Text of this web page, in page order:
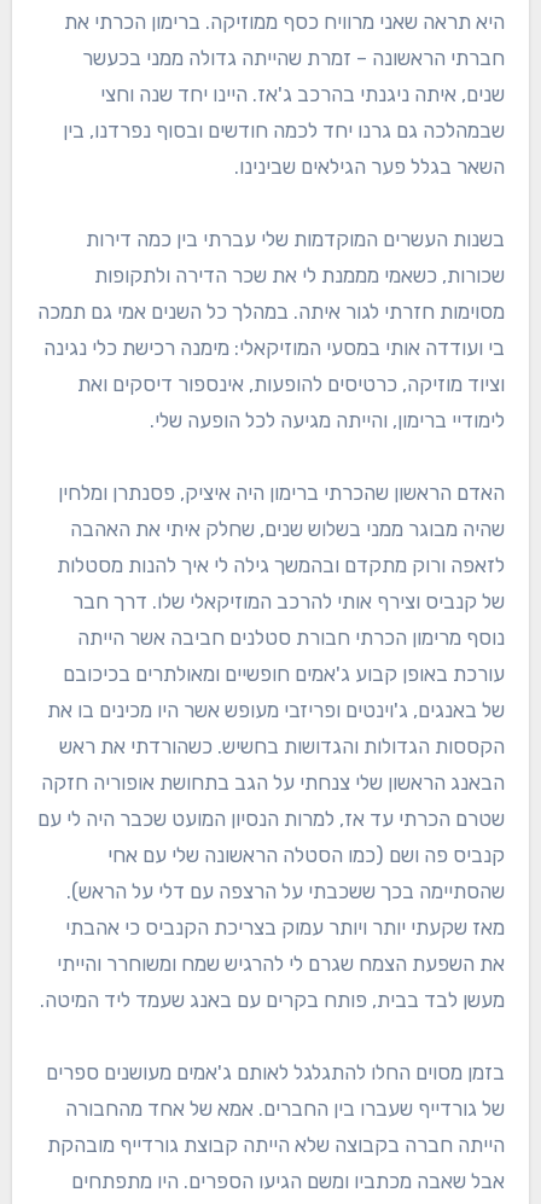
היא תראה שאני מרוויח כסף ממוזיקה. ברימון הכרתי את
חברתי הראשונה – זמרת שהייתה גדולה ממני בכעשר
שנים, איתה ניגנתי בהרכב ג'אז. היינו יחד שנה וחצי
שבמהלכה גם גרנו יחד לכמה חודשים ובסוף נפרדנו, בין
השאר בגלל פער הגילאים שבינינו.
בשנות העשרים המוקדמות שלי עברתי בין כמה דירות
שכורות, כשאמי מממנת לי את שכר הדירה ולתקופות
מסוימות חזרתי לגור איתה. במהלך כל השנים אמי גם תמכה
בי ועודדה אותי במסעי המוזיקאלי: מימנה רכישת כלי נגינה
וציוד מוזיקה, כרטיסים להופעות, אינספור דיסקים ואת
לימודיי ברימון, והייתה מגיעה לכל הופעה שלי.
האדם הראשון שהכרתי ברימון היה איציק, פסנתרן ומלחין
שהיה מבוגר ממני בשלוש שנים, שחלק איתי את האהבה
לזאפה ורוק מתקדם ובהמשך גילה לי איך להנות מסטלות
של קנביס וצירף אותי להרכב המוזיקאלי שלו. דרך חבר
נוסף מרימון הכרתי חבורת סטלנים חביבה אשר הייתה
עורכת באופן קבוע ג'אמים חופשיים ומאולתרים בכיכובם
של באנגים, ג'וינטים ופריזבי מעופש אשר היו מכינים בו את
הקססות הגדולות והגדושות בחשיש. כשהורדתי את ראש
הבאנג הראשון שלי צנחתי על הגב בתחושת אופוריה חזקה
שטרם הכרתי עד אז, למרות הנסיון המועט שכבר היה לי עם
קנביס פה ושם (כמו הסטלה הראשונה שלי עם אחי
שהסתיימה בכך ששכבתי על הרצפה עם דלי על הראש).
מאז שקעתי יותר ויותר עמוק בצריכת הקנביס כי אהבתי
את השפעת הצמח שגרם לי להרגיש שמח ומשוחרר והייתי
מעשן לבד בבית, פותח בקרים עם באנג שעמד ליד המיטה.
בזמן מסוים החלו להתגלגל לאותם ג'אמים מעושנים ספרים
של גורדייף שעברו בין החברים. אמא של אחד מהחבורה
הייתה חברה בקבוצה שלא הייתה קבוצת גורדייף מובהקת
אבל שאבה מכתביו ומשם הגיעו הספרים. היו מתפתחים